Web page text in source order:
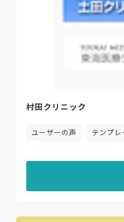
村田クリニック
ユーザーの声 テンプ